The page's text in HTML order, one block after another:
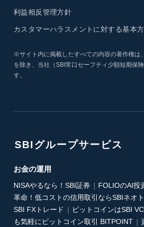
利益相反管理方針
カスタマーハラスメントに対する基本
※サイト内に掲載したすべての内容の著作権は
を除き、当社（SBI常口セーフティ少額短期保
す。
SBIグループサービス
お金の運用
NISAやるなら！SBI証券 FOLIOのAI投
革命！低コストの信用取引ならSBIネオ
SBI FXトレード
ビットコインはSBI
も気軽にビットコイン取引 BITPOINT